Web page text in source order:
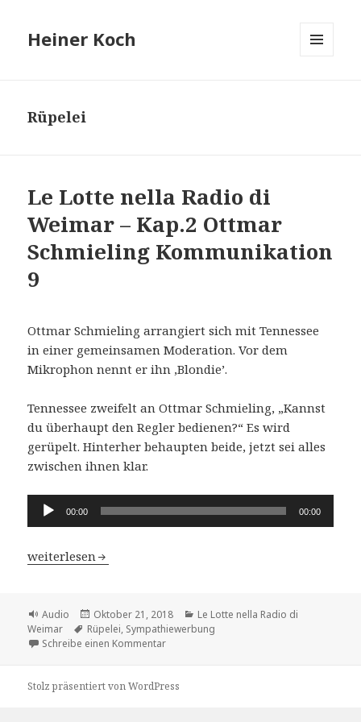
Heiner Koch
Rüpelei
Le Lotte nella Radio di
Weimar – Kap.2 Ottmar
Schmieling Kommunikation
9
Ottmar Schmieling arrangiert sich mit Tennessee
in einer gemeinsamen Moderation. Vor dem
Mikrophon nennt er ihn ‚Blondie’.
Tennessee zweifelt an Ottmar Schmieling, „Kannst
du überhaupt den Regler bedienen?“ Es wird
gerüpelt. Hinterher behaupten beide, jetzt sei alles
zwischen ihnen klar.
Audio-
00:00 00:00
Le Lotte nella Radio di Weimar – Kap.2 Ottmar
weiterlesen
Format
Audio
Veröffentlicht
am
Oktober 21, 2018 Kategorien
Le Lotte nella Radio di
Weimar
Schlagwörter
Rüpelei, Sympathiewerbung
Schreibe einen Kommentarzu Le Lotte nella Radio di Weimar –
Stolz präsentiert von WordPress